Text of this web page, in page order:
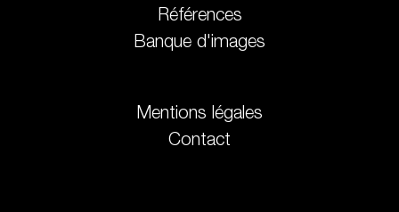
Références
Banque d'images
Mentions légales
Contact